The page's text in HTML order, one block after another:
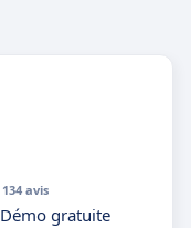
134 avis
Démo gratuite